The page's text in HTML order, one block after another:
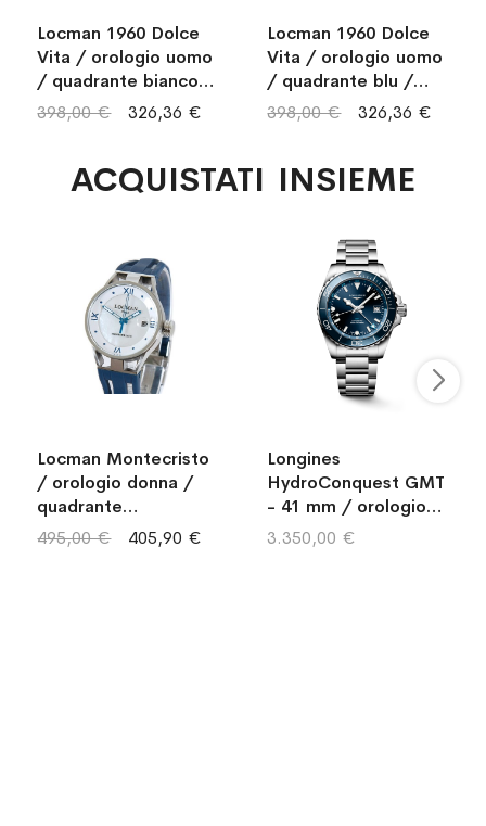
Locman 1960 Dolce
Vita / orologio uomo
/ quadrante bianco /
cassa acciaio /
cinturino pelle grigia
326,36 €
398,00 €
Locman 1960 Dolce
Vita / orologio uomo
/ quadrante blu /
cassa acciaio /
cinturino pelle blu
326,36 €
398,00 €
ACQUISTATI INSIEME
Locman Montecristo
/ orologio donna /
quadrante
madreperla / cassa
acciaio e titanio /
405,90 €
495,00 €
Longines
HydroConquest GMT
- 41 mm / orologio
uomo / quadrante
blu "soleil" / cassa e
3.350,00 €